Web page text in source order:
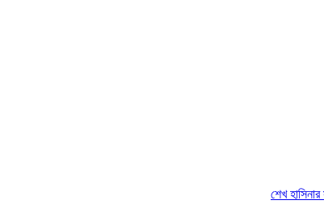
শেখ হাসিনার সঙ্গে